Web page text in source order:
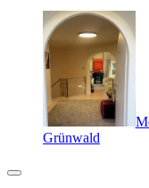
Grünwald